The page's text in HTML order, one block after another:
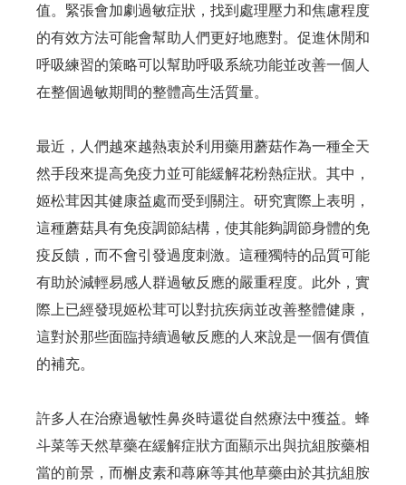
值。緊張會加劇過敏症狀，找到處理壓力和焦慮程度
的有效方法可能會幫助人們更好地應對。促進休閒和
呼吸練習的策略可以幫助呼吸系統功能並改善一個人
在整個過敏期間的整體高生活質量。
最近，人們越來越熱衷於利用藥用蘑菇作為一種全天
然手段來提高免疫力並可能緩解花粉熱症狀。其中，
姬松茸因其健康益處而受到關注。研究實際上表明，
這種蘑菇具有免疫調節結構，使其能夠調節身體的免
疫反饋，而不會引發過度刺激。這種獨特的品質可能
有助於減輕易感人群過敏反應的嚴重程度。此外，實
際上已經發現姬松茸可以對抗疾病並改善整體健康，
這對於那些面臨持續過敏反應的人來說是一個有價值
的補充。
許多人在治療過敏性鼻炎時還從自然療法中獲益。蜂
斗菜等天然草藥在緩解症狀方面顯示出與抗組胺藥相
當的前景，而槲皮素和蕁麻等其他草藥由於其抗組胺